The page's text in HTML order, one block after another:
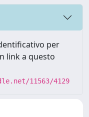
per
link a questo
11563/4129